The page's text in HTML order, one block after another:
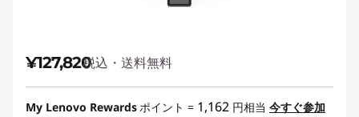
¥127,820税込・送料無料
My Lenovo Rewardsポイント = 1,162 円相当 今すぐ参加